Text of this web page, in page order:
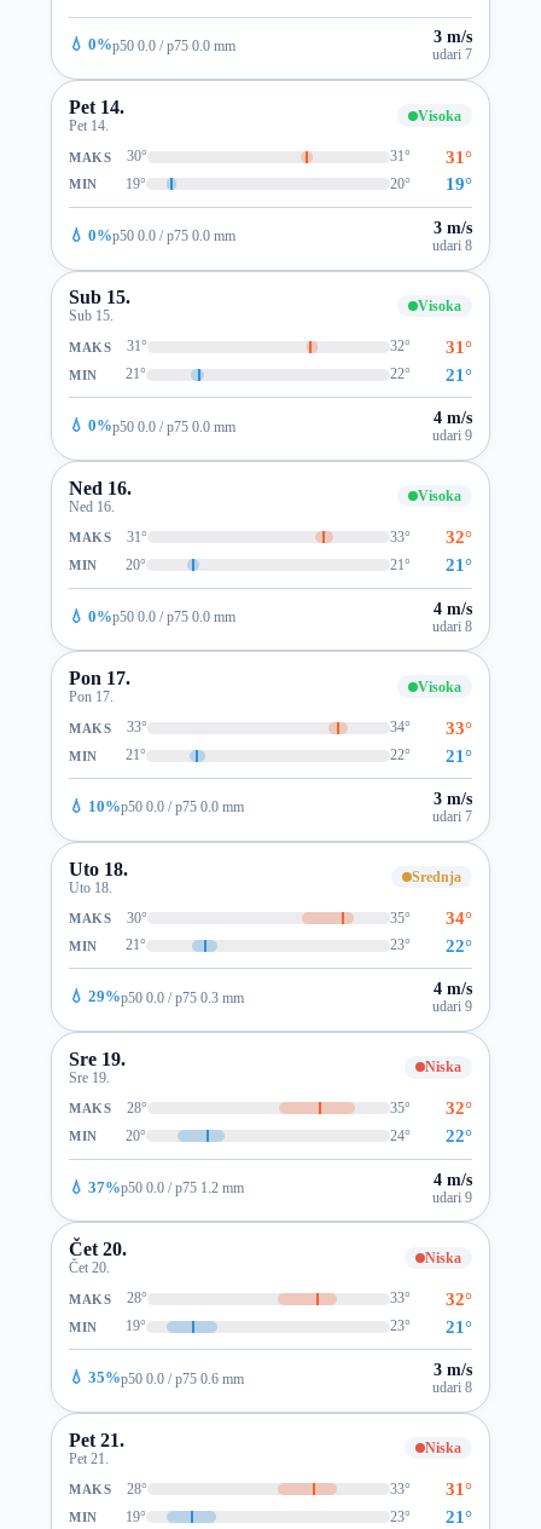
💧 0%p50 0.0 / p75 0.0 mm 3 m/s
udari 7
Pet 14.
Pet 14.
Visoka
MAKS 30° 31° 31°
MIN 19° 20° 19°
💧 0%p50 0.0 / p75 0.0 mm 3 m/s
udari 8
Sub 15.
Sub 15.
Visoka
MAKS 31° 32° 31°
MIN 21° 22° 21°
💧 0%p50 0.0 / p75 0.0 mm 4 m/s
udari 9
Ned 16.
Ned 16.
Visoka
MAKS 31° 33° 32°
MIN 20° 21° 21°
💧 0%p50 0.0 / p75 0.0 mm 4 m/s
udari 8
Pon 17.
Pon 17.
Visoka
MAKS 33° 34° 33°
MIN 21° 22° 21°
💧 10%p50 0.0 / p75 0.0 mm 3 m/s
udari 7
Uto 18.
Uto 18.
Srednja
MAKS 30° 35° 34°
MIN 21° 23° 22°
💧 29%p50 0.0 / p75 0.3 mm 4 m/s
udari 9
Sre 19.
Sre 19.
Niska
MAKS 28° 35° 32°
MIN 20° 24° 22°
💧 37%p50 0.0 / p75 1.2 mm 4 m/s
udari 9
Čet 20.
Čet 20.
Niska
MAKS 28° 33° 32°
MIN 19° 23° 21°
💧 35%p50 0.0 / p75 0.6 mm 3 m/s
udari 8
Pet 21.
Pet 21.
Niska
MAKS 28° 33° 31°
MIN 19° 23° 21°